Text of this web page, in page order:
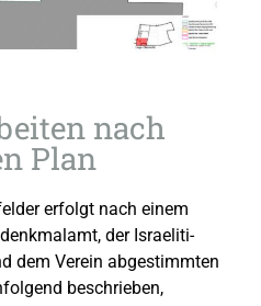
nach
Plan
erfolgt nach einem
der Israeliti-
dem Verein abgestimmten
beschrieben,